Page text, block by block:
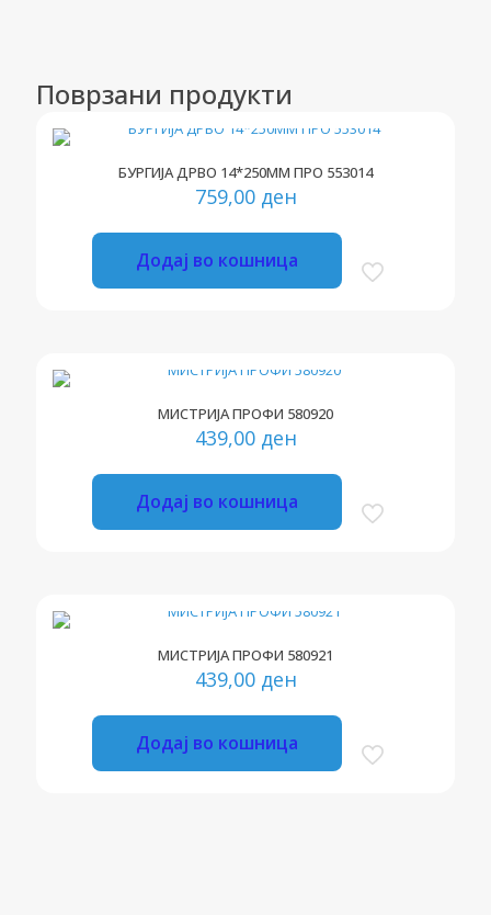
Поврзани продукти
БУРГИЈА ДРВО 14*250ММ ПРО 553014
759,00 ден
Додај во кошница
МИСТРИЈА ПРОФИ 580920
439,00 ден
Додај во кошница
МИСТРИЈА ПРОФИ 580921
439,00 ден
Додај во кошница